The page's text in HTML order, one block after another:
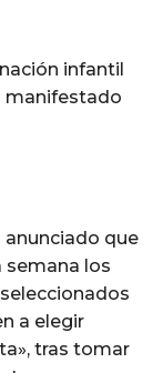
infantil
manifestado
anunciado que
semana los
a elegir
tras tomar